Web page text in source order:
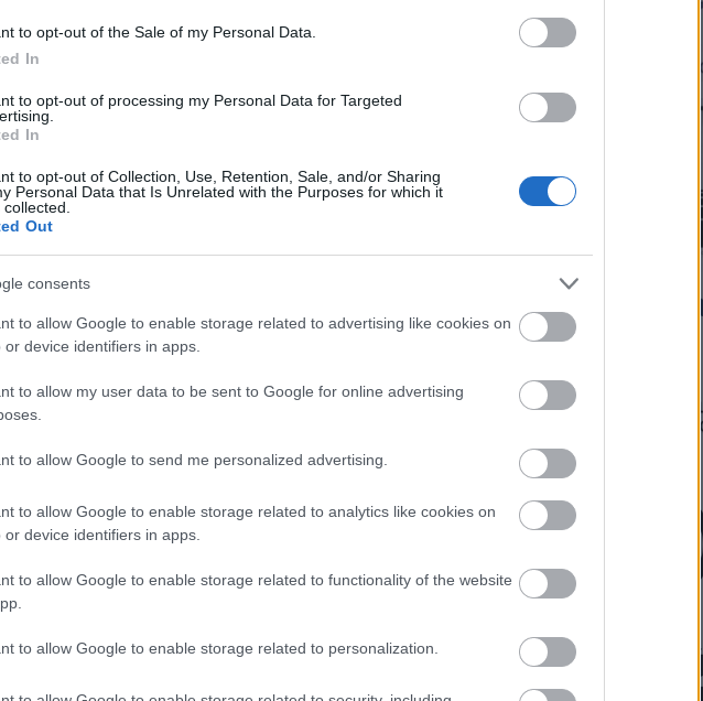
to opt-out of the Sale of my Personal Data.
In
to opt-out of processing my Personal Data for Targeted
In
to opt-out of Collection, Use, Retention, Sale, and/or Sharing
Personal Data that Is Unrelated with the Purposes for which it
Out
consents
to allow Google to enable storage related to advertising like cookies on
or device identifiers in apps.
to allow my user data to be sent to Google for online advertising
to allow Google to send me personalized advertising.
to allow Google to enable storage related to analytics like cookies on
or device identifiers in apps.
to allow Google to enable storage related to functionality of the website
to allow Google to enable storage related to personalization.